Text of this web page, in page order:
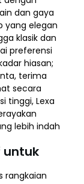
dan gaya
yang elegan
klasik dan
preferensi
hiasan;
terima
secara
tinggi, Lexa
lebih indah
untuk
rangkaian